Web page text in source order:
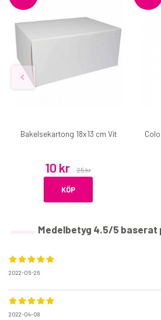
Bakelsekartong 18x13 cm Vit
10 kr 25 kr
KÖP
Medelbetyg 4.5/5 baserat
2022-05-26
2022-04-08